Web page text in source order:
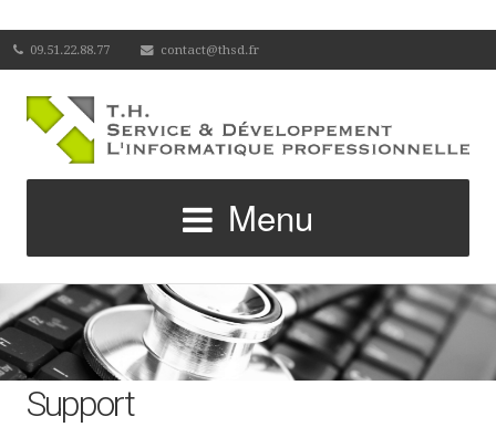
09.51.22.88.77 contact@thsd.fr
Menu
Support